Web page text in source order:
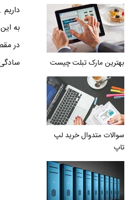
بهترین مارک تبلت چیست
سوالات متدوال خرید لپ
تاپ
به
در